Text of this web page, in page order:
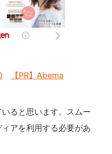
【PR】Abema
ると思います。スムー
アを利用する必要があ